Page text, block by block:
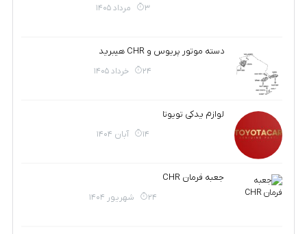
3 مرداد 1405
دسته موتور پریوس و CHR هیبرید
24 خرداد 1405
لوازم یدکی تویوتا
14 آبان 1404
جعبه فرمان CHR
24 شهریور 1404